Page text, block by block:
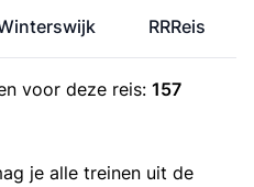
RRReis
voor deze reis: 157
je alle treinen uit de